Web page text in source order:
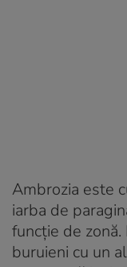
Ambrozia este
iarba de
funcție de
buruieni cu un